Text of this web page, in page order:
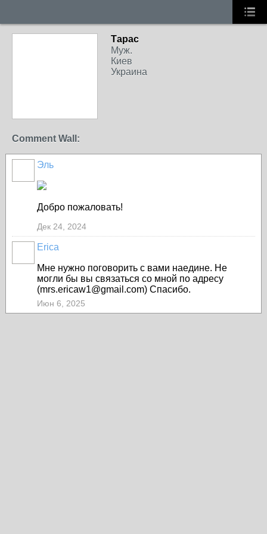
Тарас
Муж.
Киев
Украина
Comment Wall:
Эль
Добро пожаловать!
Дек 24, 2024
Erica
Мне нужно поговорить с вами наедине. Не
могли бы вы связаться со мной по адресу
(mrs.ericaw1@gmail.com) Спасибо.
Июн 6, 2025